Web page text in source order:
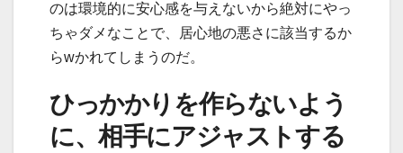
のは環境的に安心感を与えないから絶対にやっ
ちゃダメなことで、居心地の悪さに該当するか
らwかれてしまうのだ。
ひっかかりを作らないよう
に、相手にアジャストする